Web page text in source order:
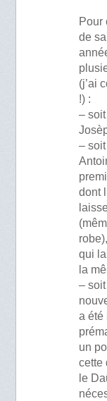
Pour
de
(j’ai
!) :
–
– soit
dont
qui
la
–
a été
un
cette
le